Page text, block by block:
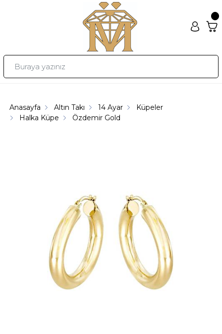
Anasayfa Altın Takı 14 Ayar
Küpeler
Halka Küpe
Özdemir Gold